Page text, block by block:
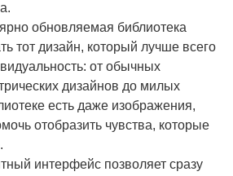
обновляемая библиотека
тот дизайн, который лучше всего
от обычных
дизайнов до милых
есть даже изображения,
отобразить чувства, которые
интерфейс позволяет сразу